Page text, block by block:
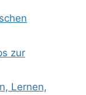
zur
Lernen,